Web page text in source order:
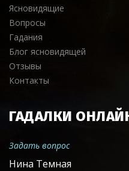
Ясновидящие
Вопросы
Гадания
Блог ясновидящей
Отзывы
Контакты
ГАДАЛКИ
Задать вопрос
Нина Темная